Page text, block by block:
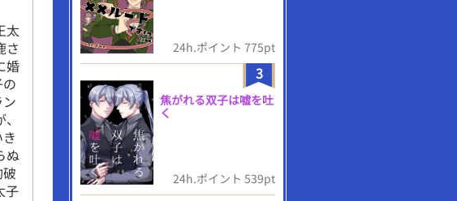
太
さ
婚
ぬ
子
24h.ポイント 775pt
3
焦がれる双子は嘘を吐
く
24h.ポイント 539pt